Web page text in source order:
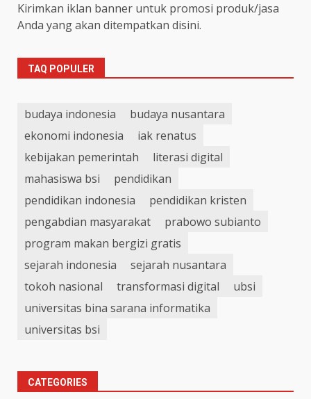
Kirimkan iklan banner untuk promosi produk/jasa
Anda yang akan ditempatkan disini.
TAQ POPULER
budaya indonesia
budaya nusantara
ekonomi indonesia
iak renatus
kebijakan pemerintah
literasi digital
mahasiswa bsi
pendidikan
pendidikan indonesia
pendidikan kristen
pengabdian masyarakat
prabowo subianto
program makan bergizi gratis
sejarah indonesia
sejarah nusantara
tokoh nasional
transformasi digital
ubsi
universitas bina sarana informatika
universitas bsi
CATEGORIES